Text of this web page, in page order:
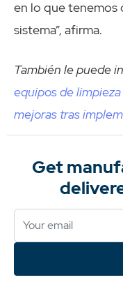
en lo que tenemos
sistema”, afirma.
También le puede
equipos de
mejoras tras
Get